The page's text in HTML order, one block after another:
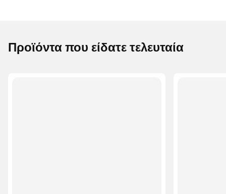
Προϊόντα που είδατε τελευταία